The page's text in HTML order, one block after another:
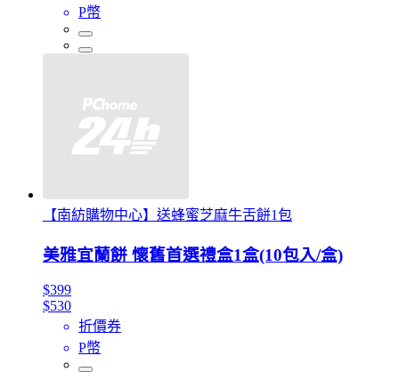
P幣
【南紡購物中心】送蜂蜜芝麻牛舌餅1包
美雅宜蘭餅 懷舊首選禮盒1盒(10包入/盒)
$399
$530
折價券
P幣